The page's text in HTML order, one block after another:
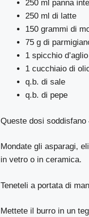
250 ml panna
250 ml di latte
150 grammi di
75 g di
1 spicchio d’aglio
1 cucchiaio di
q.b. di sale
q.b. di pepe
Queste dosi soddisfano
Mondate gli asparagi,
in vetro o in ceramica.
Teneteli a portata di
Mettete il burro in un